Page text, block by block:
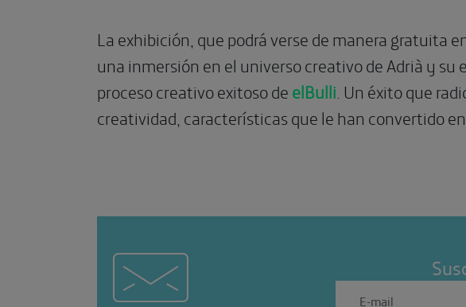
La exhibición, que podrá verse de manera gratuita
una inmersión en el universo creativo de Adrià y su
proceso creativo exitoso deelBulli . Un éxito que
creatividad, características que le han convertido